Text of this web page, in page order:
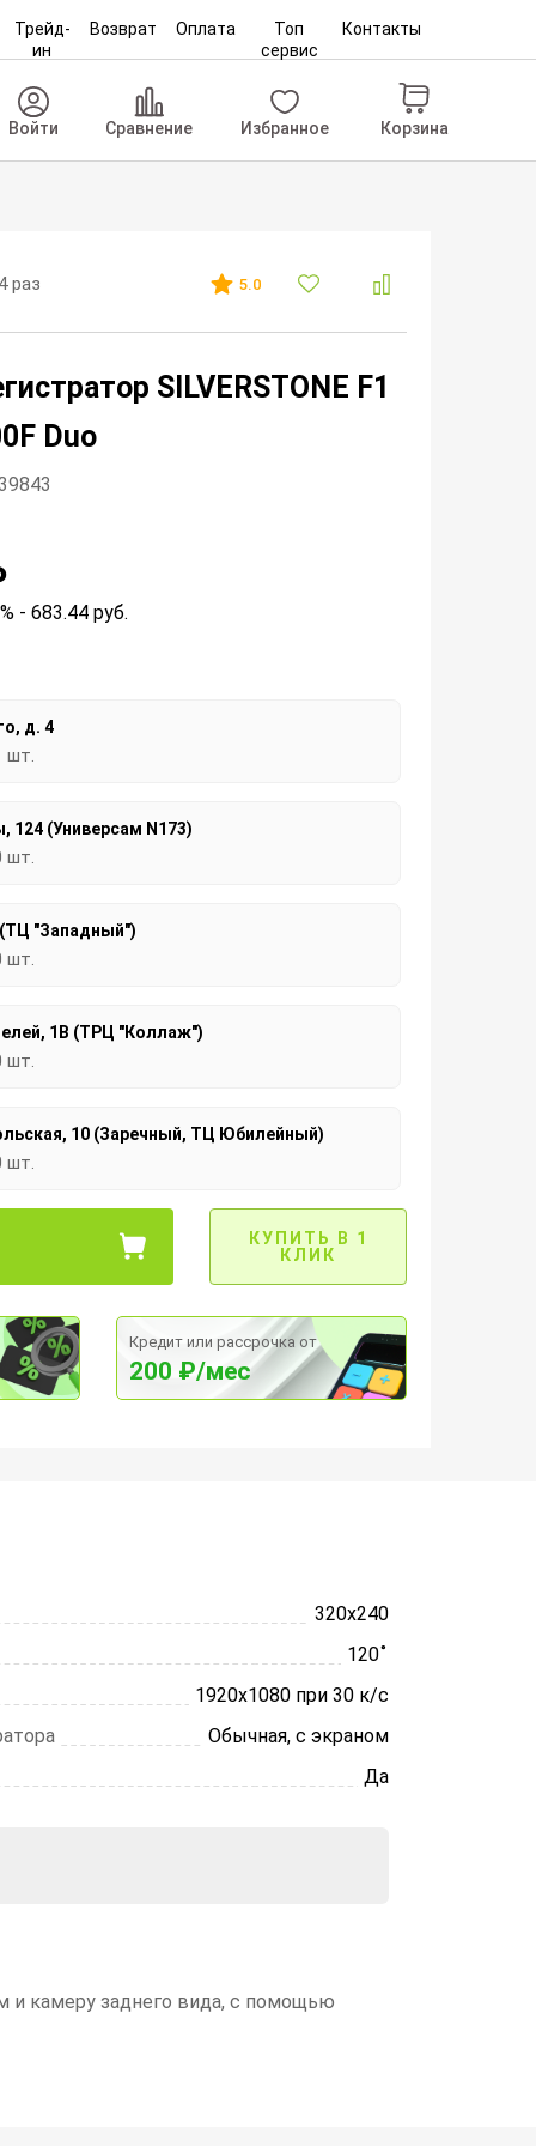
Трейд-
ин
Возврат Оплата
Топ
сервис
Контакты
Войти Сравнение Избранное Корзина
раз 5.0
SILVERSTONE F1
Duo
- 683.44 руб.
д. 4
шт.
124 (Универсам N173)
шт.
"Западный")
шт.
1В (ТРЦ "Коллаж")
шт.
10 (Заречный, ТЦ Юбилейный)
шт.
КУПИТЬ В 1
КЛИК
Кредит или рассрочка от
200 ₽/мес
320х240
120 ̊
1920х1080 при 30 к/с
Обычная, с экраном
Да
и камеру заднего вида, с помощью